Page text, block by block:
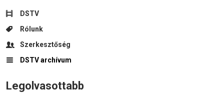
DSTV
Rólunk
Szerkesztőség
DSTV archívum
Legolvasottabb